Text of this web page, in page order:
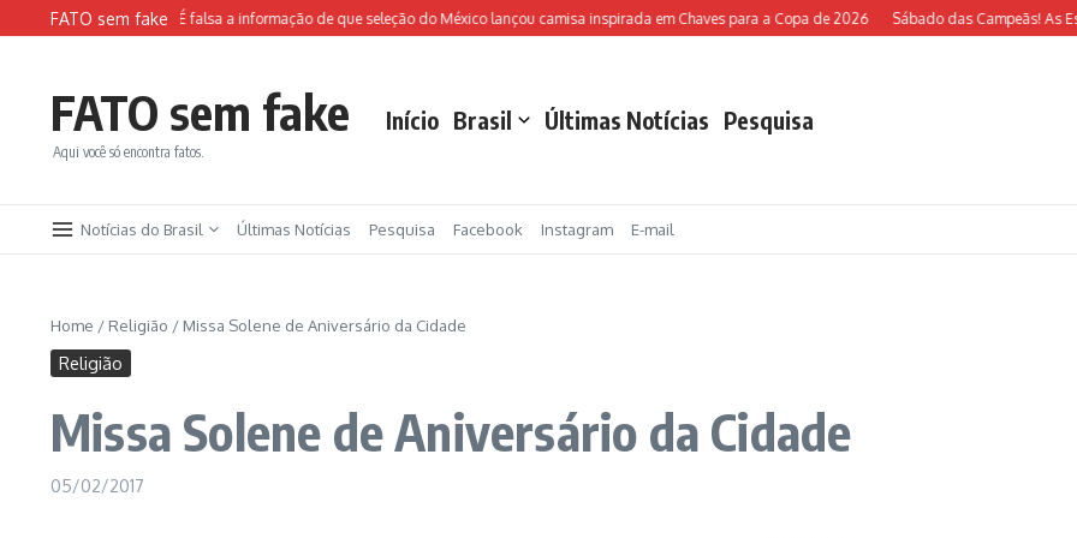
Ir para o conteúdo
FATO sem fake
e aplicar golpes É falsa a informação de que seleção do México lançou camisa inspirada em Chaves para a Copa de 2026 Sábado das Campeãs! As
FATO sem fake
Aqui você só encontra fatos.
Início Brasil Últimas Notícias Pesquisa
Notícias do Brasil Últimas Notícias Pesquisa Facebook Instagram E-mail
Home / Religião / Missa Solene de Aniversário da Cidade
Religião
Missa Solene de Aniversário da Cidade
05/02/2017